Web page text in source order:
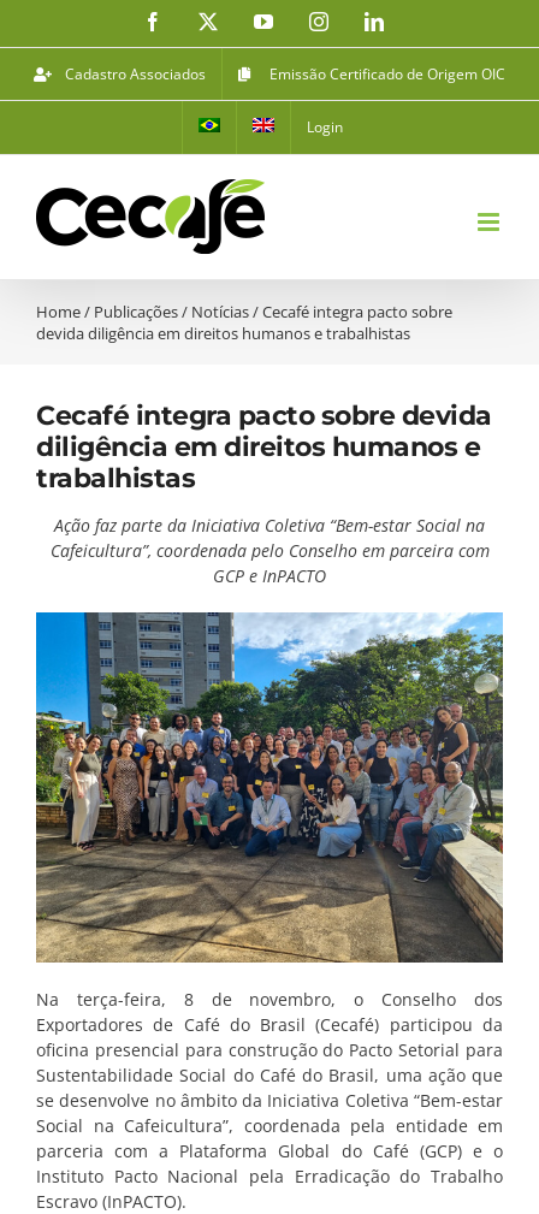
conteúdo
Facebook YouTubeInstagramLinkedIn
Cadastro Associados Emissão Certificado de Origem OIC
Login
Home/ Publicações/ Notícias/Cecafé integra pacto sobre
devida diligência em direitos humanos e trabalhistas
Cecafé integra pacto sobre devida
diligência em direitos humanos e
trabalhistas
Ação faz parte da Iniciativa Coletiva “Bem-estar Social na
Cafeicultura”, coordenada pelo Conselho em parceira com
GCP e InPACTO
Na terça-feira, 8 de novembro, o Conselho dos
Exportadores de Café do Brasil (Cecafé) participou da
oficina presencial para construção do Pacto Setorial para
Sustentabilidade Social do Café do Brasil, uma ação que
se desenvolve no âmbito da Iniciativa Coletiva “Bem-estar
Social na Cafeicultura”, coordenada pela entidade em
parceria com a Plataforma Global do Café (GCP) e o
Instituto Pacto Nacional pela Erradicação do Trabalho
Escravo (InPACTO).